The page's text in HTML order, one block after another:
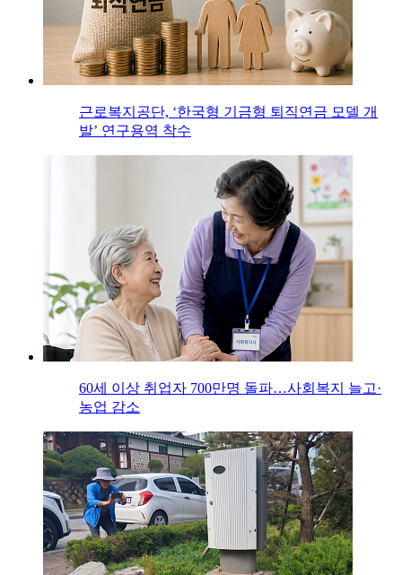
근로복지공단, ‘한국형 기금형 퇴직연금 모델 개
발’ 연구용역 착수
60세 이상 취업자 700만명 돌파…사회복지 늘고·
농업 감소